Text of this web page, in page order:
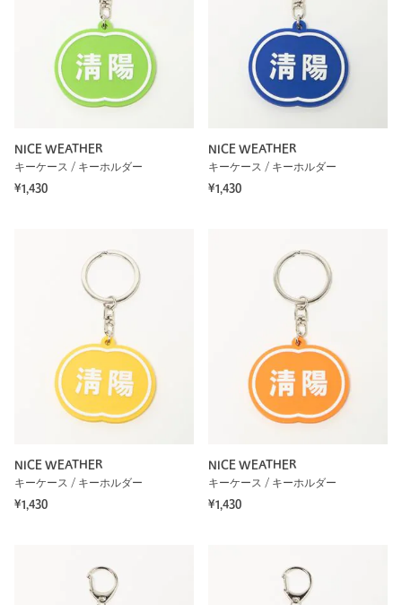
NICE WEATHER
キーケース / キーホルダー
¥1,430
NICE WEATHER
キーケース / キーホルダー
¥1,430
NICE WEATHER
キーケース / キーホルダー
¥1,430
NICE WEATHER
キーケース / キーホルダー
¥1,430